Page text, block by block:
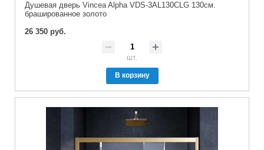
Душевая дверь Vincea Alpha VDS-3AL130CLG 130см.
брашированное золото
26 350 руб.
шт.
В корзину